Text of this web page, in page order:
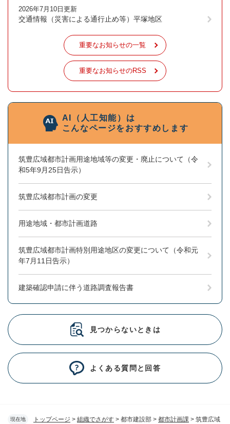
現在地 トップページ > 組織でさがす > 都市建設部 > 都市計画課 > 筑豊広域
2026年7月10日更新
交通情報（災害による通行止め等）平塚地区
重要なお知らせの一覧
重要なお知らせのRSS
AI（人工知能）は
こんなページをおすすめします
筑豊広域都市計画用途地域等の変更・廃止について（令
和5年9月25日告示）
筑豊広域都市計画の変更
用途地域・都市計画道路
筑豊広域都市計画特別用途地区の変更について（令和元
年7月11日告示）
建築確認申請に伴う道路調査報告書
見つからないときは
よくある質問と回答